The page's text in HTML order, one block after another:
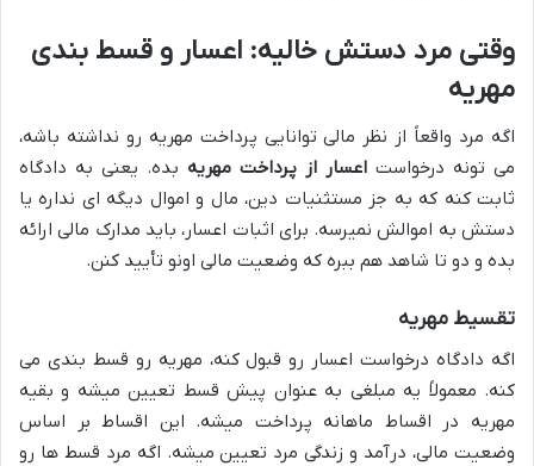
وقتی مرد دستش خالیه: اعسار و قسط بندی
مهریه
اگه مرد واقعاً از نظر مالی توانایی پرداخت مهریه رو نداشته باشه،
می تونه درخواست اعسار از پرداخت مهریه بده. یعنی به دادگاه
ثابت کنه که به جز مستثنیات دین، مال و اموال دیگه ای نداره یا
دستش به اموالش نمیرسه. برای اثبات اعسار، باید مدارک مالی ارائه
بده و دو تا شاهد هم ببره که وضعیت مالی اونو تأیید کنن.
تقسیط مهریه
اگه دادگاه درخواست اعسار رو قبول کنه، مهریه رو قسط بندی می
کنه. معمولاً یه مبلغی به عنوان پیش قسط تعیین میشه و بقیه
مهریه در اقساط ماهانه پرداخت میشه. این اقساط بر اساس
وضعیت مالی، درآمد و زندگی مرد تعیین میشه. اگه مرد قسط ها رو